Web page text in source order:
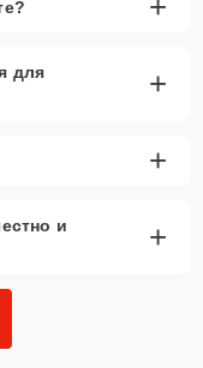
для
+
+
и
+